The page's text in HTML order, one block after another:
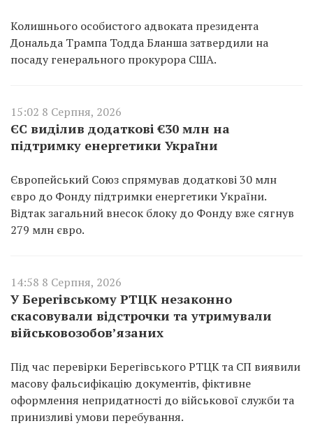
Колишнього особистого адвоката президента
Дональда Трампа Тодда Бланша затвердили на
посаду генерального прокурора США.
15:02 8 Серпня, 2026
ЄС виділив додаткові €30 млн на
підтримку енергетики України
Європейський Союз спрямував додаткові 30 млн
євро до Фонду підтримки енергетики України.
Відтак загальний внесок блоку до Фонду вже сягнув
279 млн євро.
14:58 8 Серпня, 2026
У Берегівському РТЦК незаконно
скасовували відстрочки та утримували
військовозобов’язаних
Під час перевірки Берегівського РТЦК та СП виявили
масову фальсифікацію документів, фіктивне
оформлення непридатності до військової служби та
принизливі умови перебування.